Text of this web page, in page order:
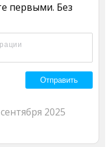
первыми. Без
2025